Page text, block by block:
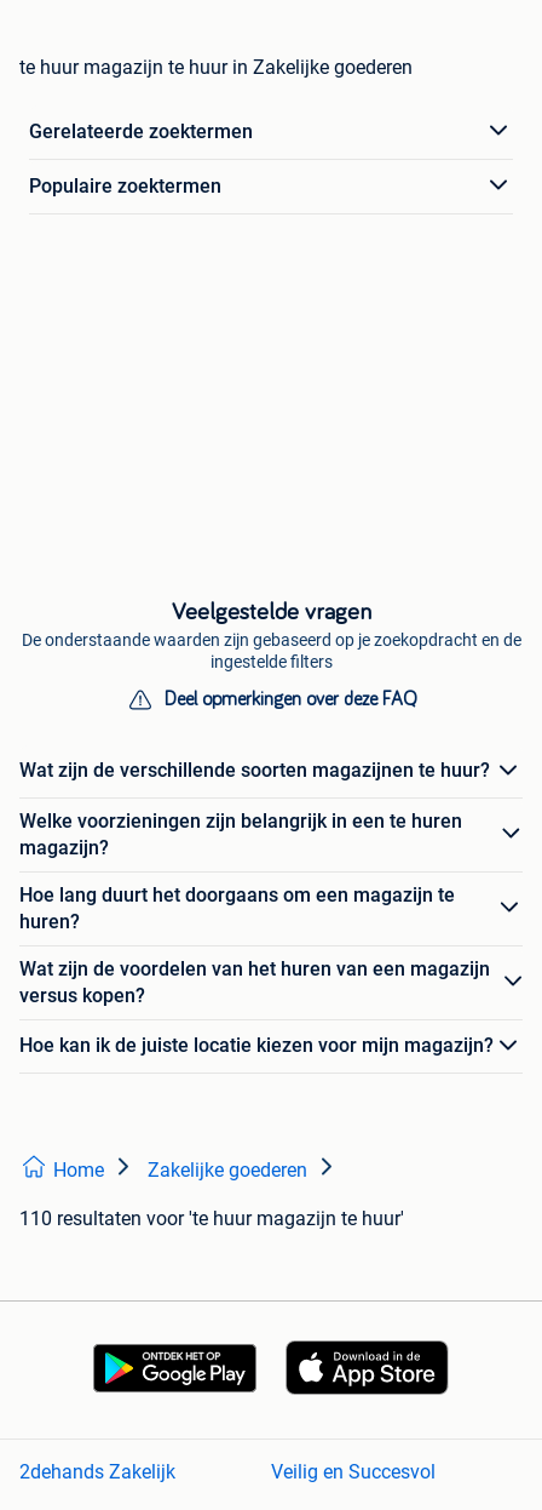
te huur magazijn te huur in Zakelijke goederen
Gerelateerde zoektermen
Populaire zoektermen
Veelgestelde vragen
De onderstaande waarden zijn gebaseerd op je zoekopdracht en de
ingestelde filters
Deel opmerkingen over deze FAQ
Wat zijn de verschillende soorten magazijnen te huur?
Welke voorzieningen zijn belangrijk in een te huren
magazijn?
Hoe lang duurt het doorgaans om een magazijn te
huren?
Wat zijn de voordelen van het huren van een magazijn
versus kopen?
Hoe kan ik de juiste locatie kiezen voor mijn magazijn?
Home Zakelijke goederen
110 resultaten voor 'te huur magazijn te huur'
2dehands Zakelijk
Veilig en Succesvol